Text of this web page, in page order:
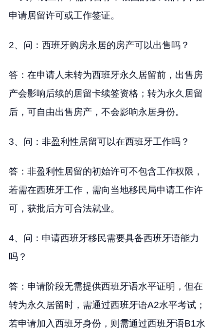
申请居留许可或工作签证。
2、问：西班牙购房永居的房产可以出售吗？
答：在申请人未转为西班牙永久居留前，出售房
产会影响后续的居留卡续签资格；转为永久居留
后，可自由出售房产，不会影响永居身份。
3、问：非盈利性居留可以在西班牙工作吗？
答：非盈利性居留的初始许可不包含工作权限，
若需在西班牙工作，需向当地移民局申请工作许
可，获批后方可合法就业。
4、问：申请西班牙移民需要具备西班牙语能力
吗？
答：申请阶段无需提供西班牙语水平证明，但在
转为永久居留时，需通过西班牙语A2水平考试；
若申请加入西班牙身份，则需通过西班牙语B1水